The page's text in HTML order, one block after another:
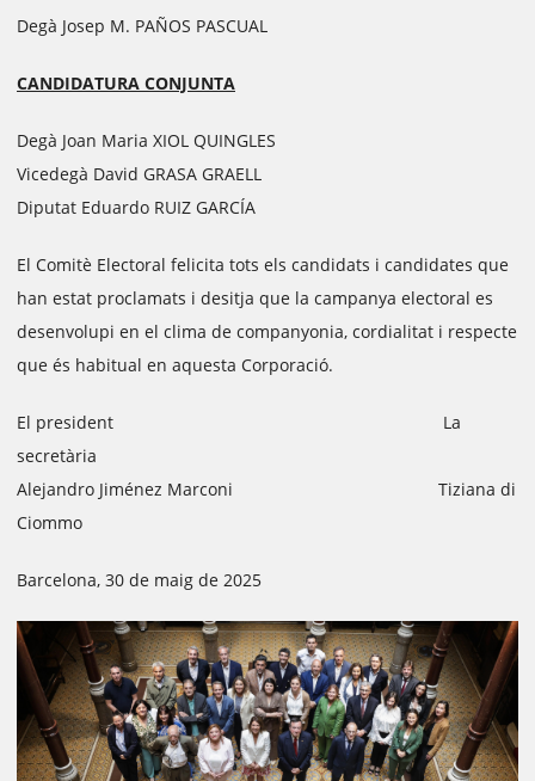
Degà Josep M. PAÑOS PASCUAL
CANDIDATURA CONJUNTA
Degà Joan Maria XIOL QUINGLES
Vicedegà David GRASA GRAELL
Diputat Eduardo RUIZ GARCÍA
El Comitè Electoral felicita tots els candidats i candidates que
han estat proclamats i desitja que la campanya electoral es
desenvolupi en el clima de companyonia, cordialitat i respecte
que és habitual en aquesta Corporació.
El president La
secretària
Alejandro Jiménez Marconi Tiziana di
Ciommo
Barcelona, 30 de maig de 2025